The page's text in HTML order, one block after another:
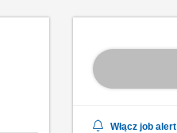
Włącz job alert